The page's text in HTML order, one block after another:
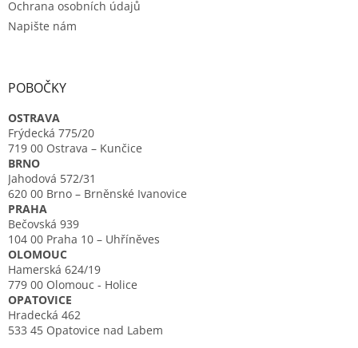
Ochrana osobních údajů
Napište nám
POBOČKY
OSTRAVA
Frýdecká 775/20
719 00 Ostrava – Kunčice
BRNO
Jahodová 572/31
620 00 Brno – Brněnské Ivanovice
PRAHA
Bečovská 939
104 00 Praha 10 – Uhříněves
OLOMOUC
Hamerská 624/19
779 00 Olomouc - Holice
OPATOVICE
Hradecká 462
533 45 Opatovice nad Labem